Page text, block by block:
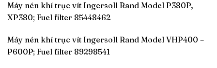
Máy nén khí trục vít Ingersoll Rand Model P380P,
XP380; Fuel filter 85448462
Máy nén khí trục vít Ingersoll Rand Model VHP400 –
P600P; Fuel filter 89298541